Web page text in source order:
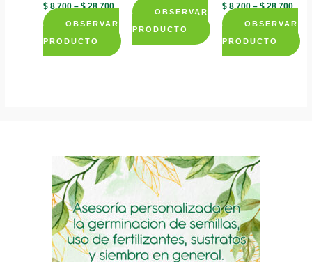
$ 8.700–$28.700
OBSERVAR
PRODUCTO
This
options
may
be
chosen
on
the
OBSERVAR
PRODUCTO
This
may
be
chosen
on
the
product
$8.700–$28.700
OBSERVAR
PRODUCTO
This
options
may
be
chosen
on
the